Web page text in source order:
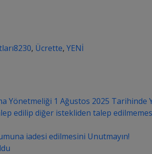
, Ücrette, YENİ
Yönetmeliği 1 Ağustos 2025
edilip diğer istekliden talep
iadesi edilmesini Unutmayın!